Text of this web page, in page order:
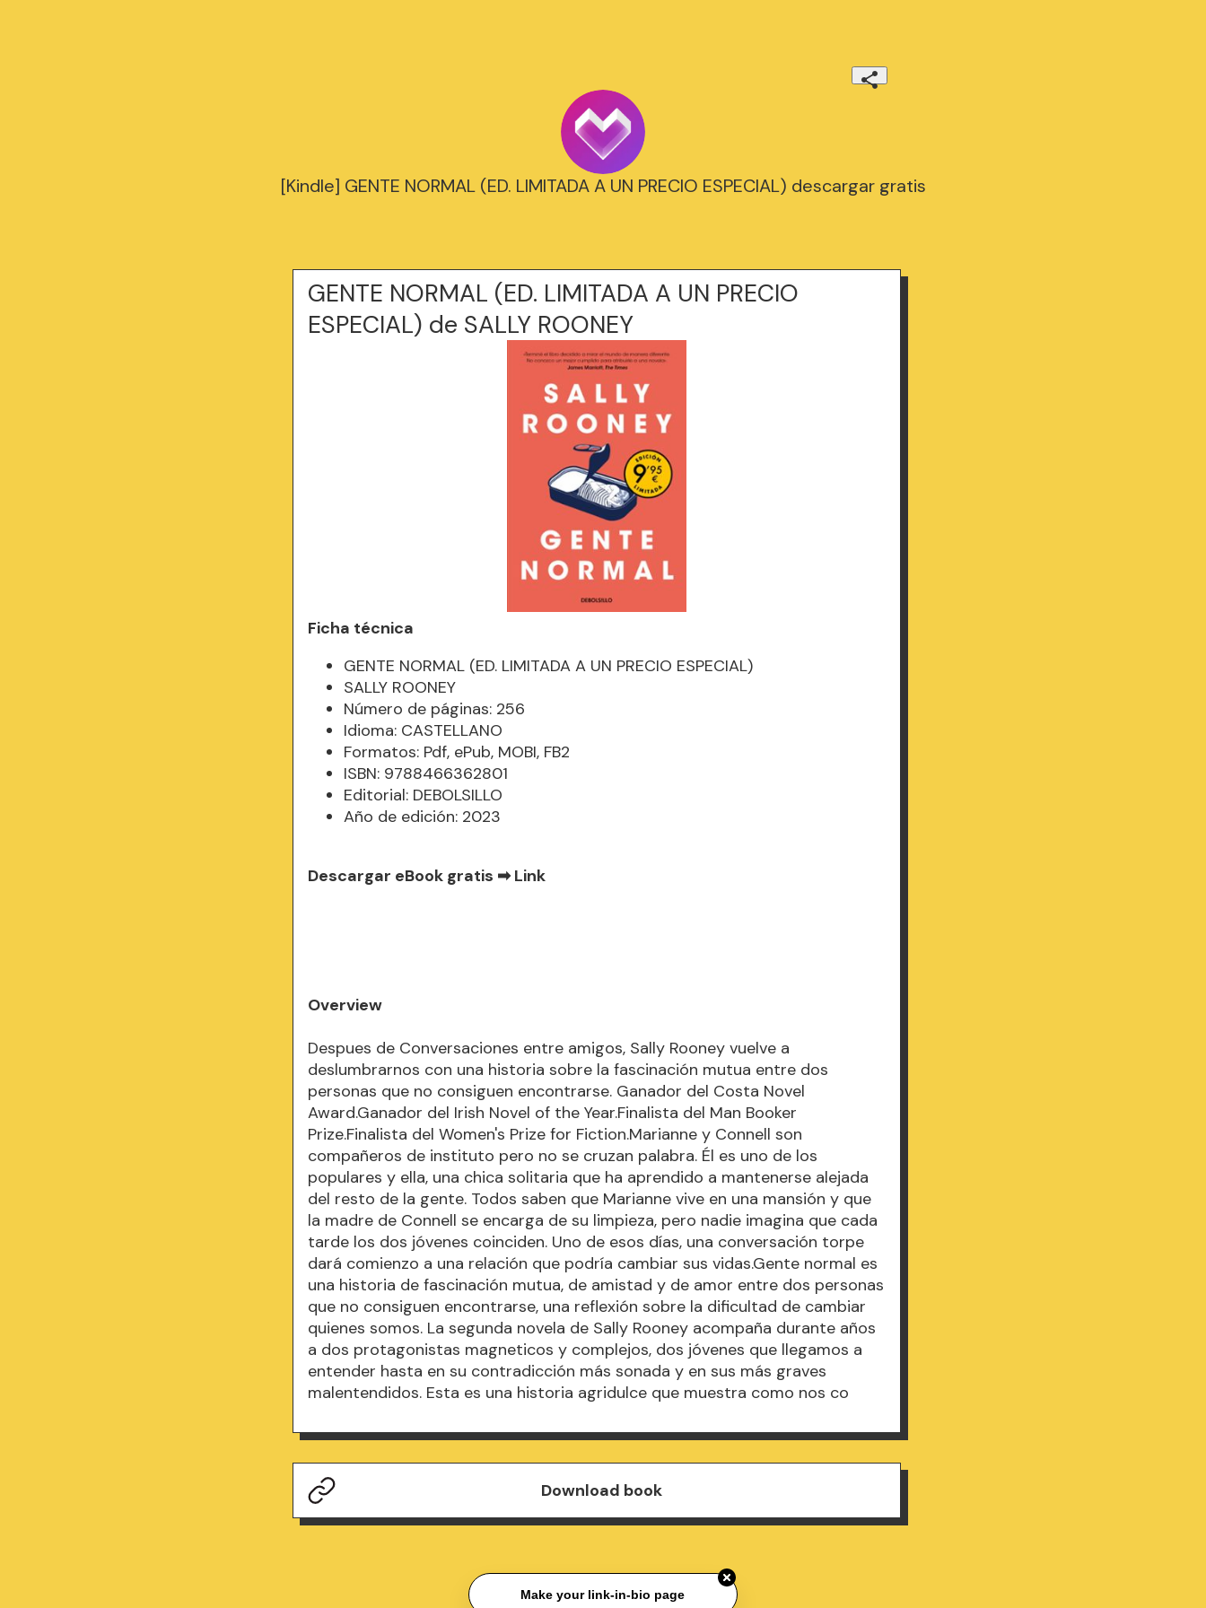
[Kindle] GENTE NORMAL (ED. LIMITADA A UN PRECIO ESPECIAL) descargar gratis
GENTE NORMAL (ED. LIMITADA A UN PRECIO
ESPECIAL) de SALLY ROONEY
Ficha técnica
GENTE NORMAL (ED. LIMITADA A UN PRECIO ESPECIAL)
SALLY ROONEY
Número de páginas: 256
Idioma: CASTELLANO
Formatos: Pdf, ePub, MOBI, FB2
ISBN: 9788466362801
Editorial: DEBOLSILLO
Año de edición: 2023
Descargar eBook gratis ➡Link
Overview
Despues de Conversaciones entre amigos, Sally Rooney vuelve a
deslumbrarnos con una historia sobre la fascinación mutua entre dos
personas que no consiguen encontrarse. Ganador del Costa Novel
Award.Ganador del Irish Novel of the Year.Finalista del Man Booker
Prize.Finalista del Women's Prize for Fiction.Marianne y Connell son
compañeros de instituto pero no se cruzan palabra. Él es uno de los
populares y ella, una chica solitaria que ha aprendido a mantenerse alejada
del resto de la gente. Todos saben que Marianne vive en una mansión y que
la madre de Connell se encarga de su limpieza, pero nadie imagina que cada
tarde los dos jóvenes coinciden. Uno de esos días, una conversación torpe
dará comienzo a una relación que podría cambiar sus vidas.Gente normal es
una historia de fascinación mutua, de amistad y de amor entre dos personas
que no consiguen encontrarse, una reflexión sobre la dificultad de cambiar
quienes somos. La segunda novela de Sally Rooney acompaña durante años
a dos protagonistas magneticos y complejos, dos jóvenes que llegamos a
entender hasta en su contradicción más sonada y en sus más graves
malentendidos. Esta es una historia agridulce que muestra como nos co
Download book
Make your link-in-bio page